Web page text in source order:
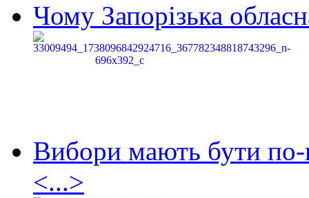
Чому Запорізька
Вибори мають бути по-
<...>